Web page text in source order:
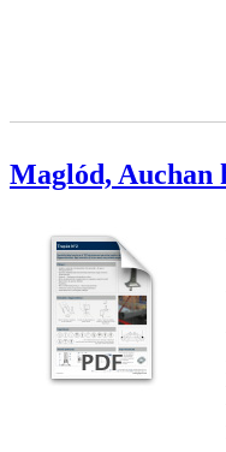
Maglód, Auchan